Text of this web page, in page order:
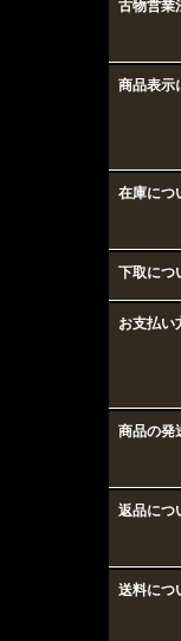
古物営業
商品表示
在庫につ
下取につ
お支払い
商品の発
返品につ
送料につ